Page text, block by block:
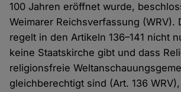
100 Jahren eröffnet wurde,
Weimarer Reichsverfassung (WRV).
regelt in den Artikeln 136–141 nicht
keine Staatskirche gibt und dass
religionsfreie
gleichberechtigt sind (Art. 136